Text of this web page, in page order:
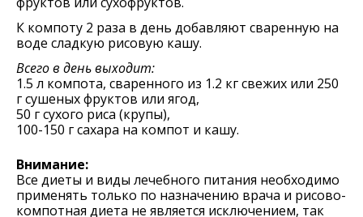
К компоту 2 раза в день добавляют сваренную на
воде сладкую рисовую кашу.
Всего в день выходит:
1.5 л компота, сваренного из 1.2 кг свежих или 250
г сушеных фруктов или ягод,
50 г сухого риса (крупы),
100-150 г сахара на компот и кашу.
Внимание:
Все диеты и виды лечебного питания необходимо
применять только по назначению врача и рисово-
компотная диета не является исключением, так